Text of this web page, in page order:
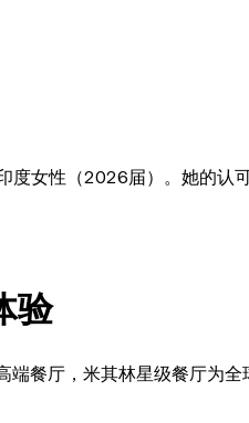
度女性（2026届）。她的认
验
端餐厅，米其林星级餐厅为